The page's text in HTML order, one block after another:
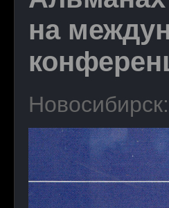
на